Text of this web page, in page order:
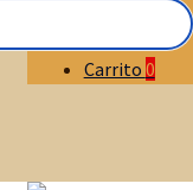
Carrito 0